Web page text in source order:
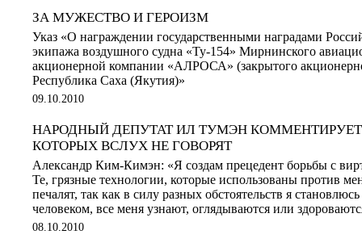
ЗА МУЖЕСТВО И ГЕРОИЗМ
Указ «О награждении государственными наградами
экипажа воздушного судна «Ту-154» Мирнинского
акционерной компании «АЛРОСА» (закрытого
Республика Саха (Якутия)»
09.10.2010
НАРОДНЫЙ ДЕПУТАТ ИЛ ТУМЭН
КОТОРЫХ ВСЛУХ НЕ ГОВОРЯТ
Александр Ким-Кимэн: «Я создам прецедент борьбы с
Те, грязные технологии, которые использованы против
печалят, так как в силу разных обстоятельств я
человеком, все меня узнают, оглядываются или
08.10.2010